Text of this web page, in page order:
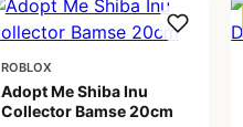
ROBLOX
Adopt Me Shiba Inu
Collector Bamse 20cm